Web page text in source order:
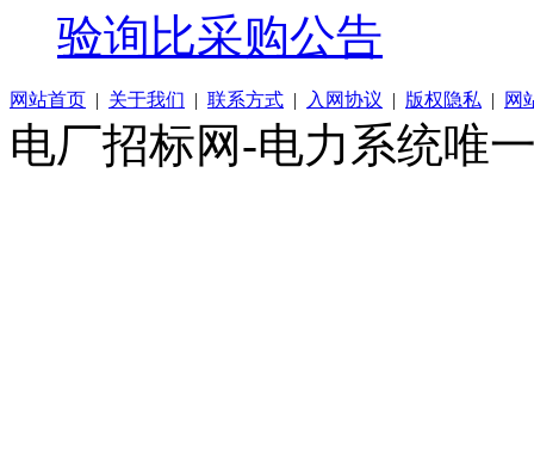
验询比采购公告
网站首页 | 关于我们 | 联系方式 | 入网协议 | 版权隐私 | 网
电厂招标网-电力系统唯